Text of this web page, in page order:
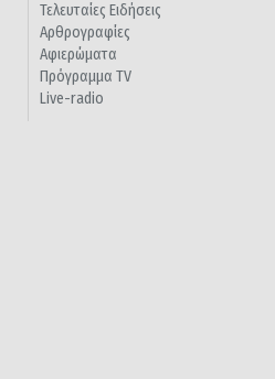
Τελευταίες Ειδήσεις
Αρθρογραφίες
Αφιερώματα
Πρόγραμμα TV
Live-radio